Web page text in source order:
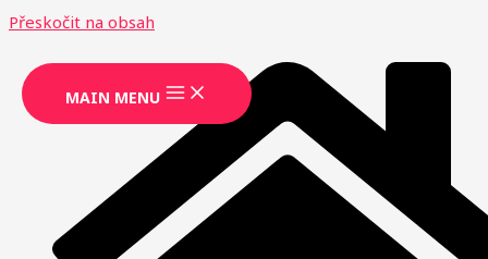
Přeskočit na obsah
MAIN MENU